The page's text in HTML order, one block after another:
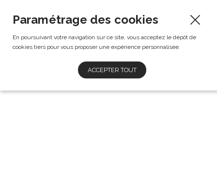
Paramétrage des cookies
En poursuivant votre navigation sur ce site, vous acceptez le dépôt de
cookies tiers pour vous proposer une expérience personnalisée.
ACCEPTER TOUT